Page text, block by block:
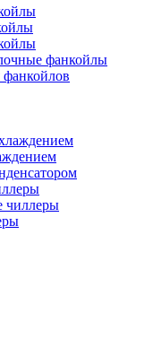
фанкойлы
фанкойлов
чиллеры